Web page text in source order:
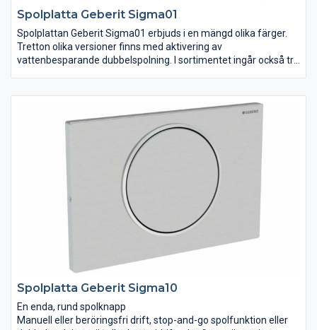
Spolplatta Geberit Sigma01
Spolplattan Geberit Sigma01 erbjuds i en mängd olika färger.
Tretton olika versioner finns med aktivering av
vattenbesparande dubbelspolning. I sortimentet ingår också tre
lätta att rengöra eftersom de är massproducerade och rimligt
Spolplatta Geberit Sigma10
En enda, rund spolknapp
Manuell eller beröringsfri drift, stop-and-go spolfunktion eller